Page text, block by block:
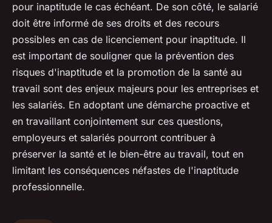
pour inaptitude le cas échéant. De son côté, le salarié
doit être informé de ses droits et des recours
possibles en cas de licenciement pour inaptitude. Il
est important de souligner que la prévention des
risques d'inaptitude et la promotion de la santé au
travail sont des enjeux majeurs pour les entreprises et
les salariés. En adoptant une démarche proactive et
en travaillant conjointement sur ces questions,
employeurs et salariés pourront contribuer à
préserver la santé et le bien-être au travail, tout en
limitant les conséquences néfastes de l'inaptitude
professionnelle.